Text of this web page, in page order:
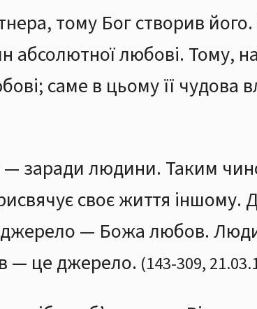
тому Бог створив його.
абсолютної любові. Тому,
саме в цьому її чудова
заради людини. Таким
своє життя іншому.
— Божа любов.
— це джерело. (143-309,